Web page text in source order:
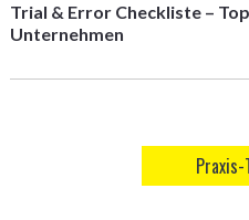
Trial & Error Checkliste –
Unternehmen
Praxis-